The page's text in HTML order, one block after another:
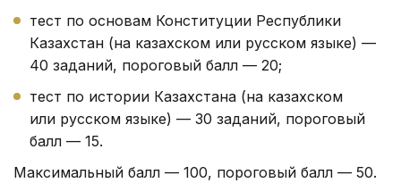
тест по основам Конституции Республики
Казахстан (на казахском или русском языке) —
40 заданий, пороговый балл — 20;
тест по истории Казахстана (на казахском
или русском языке) — 30 заданий, пороговый
балл — 15.
Максимальный балл — 100, пороговый балл — 50.